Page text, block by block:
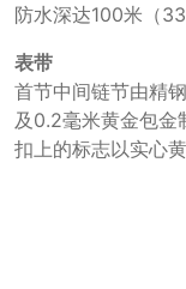
防水深达100米（
表带
首节中间链节由精
及0.2毫米黄金包金
扣上的标志以实心